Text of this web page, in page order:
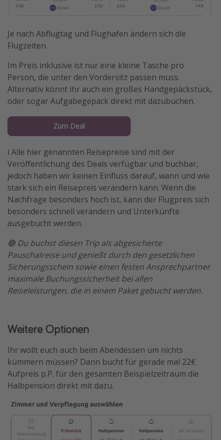
Je nach Abflugtag und Flughafen ändern sich die
Flugzeiten.
Im Preis inklusive ist nur eine kleine Tasche pro
Person, die unter den Vordersitz passen muss.
Alternativ könnt ihr auch ein großes Handgepäckstück,
oder sogar Aufgabegepäck direkt mit dazubuchen.
Zum Deal
ℹ️ Alle hier genannten Reisepreise sind mit der
Veröffentlichung des Deals verfügbar und buchbar,
jedoch haben wir keinen Einfluss darauf, wann und wie
stark sich ein Reisepreis verändern kann. Wenn die
Nachfrage besonders hoch ist, kann der Flugpreis sich
besonders schnell verändern und Unterkünfte
ausgebucht werden.
🟢 Du buchst diesen Trip als abgesicherte
Pauschalreise und genießt durch den gesetzlichen
Sicherungsschein sowie einen festen Ansprechpartner
maximale Buchungssicherheit bei allen
Reiseleistungen, die in einem Paket gebucht werden.
Weitere Optionen
Ihr wollt euch auch beim Abendessen um nichts
kümmern müssen? Dann bucht für gerade mal 22€
Aufpreis p.P. für den gesamten Beispielzeitraum die
Halbpension direkt mit dazu.